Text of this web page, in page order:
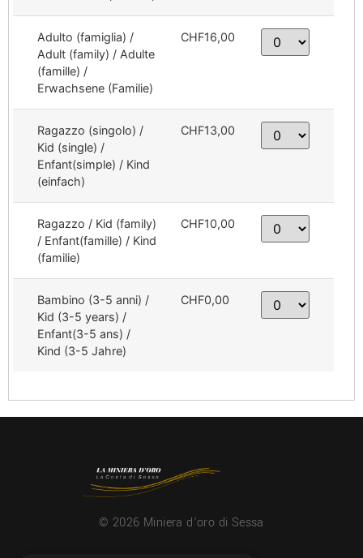
Adulto (famiglia) /
Adult (family) / Adulte
(famille) /
Erwachsene (Familie)
CHF16,00
Ragazzo (singolo) /
Kid (single) /
Enfant(simple) / Kind
(einfach)
CHF13,00
Ragazzo / Kid (family)
/ Enfant(famille) / Kind
(familie)
CHF10,00
Bambino (3-5 anni) /
Kid (3-5 years) /
Enfant(3-5 ans) /
Kind (3-5 Jahre)
CHF0,00
© 2026 Miniera d’oro di Sessa